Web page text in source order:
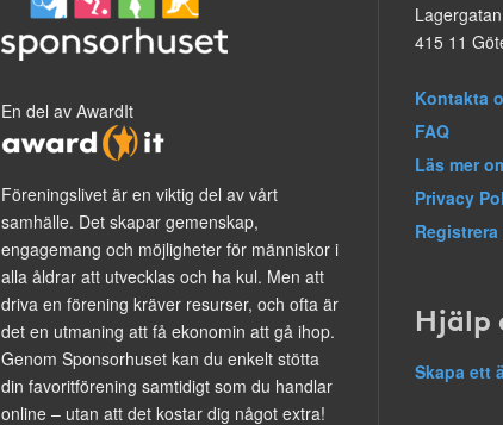
En del av AwardIt
Föreningslivet är en viktig del av vårt
samhälle. Det skapar gemenskap,
engagemang och möjligheter för människor i
alla åldrar att utvecklas och ha kul. Men att
driva en förening kräver resurser, och ofta är
det en utmaning att få ekonomin att gå ihop.
Genom Sponsorhuset kan du enkelt stötta
din favoritförening samtidigt som du handlar
online – utan att det kostar dig något extra!
415 11
Kontakta
FAQ
Läs mer
Privacy
Hjälp
Skapa ett